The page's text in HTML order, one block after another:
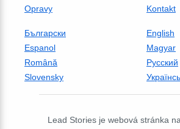
Opravy
Kontakt
Български
English
Espanol
Magyar
Română
Русский
Slovensky
Lead Stories je webová stránka